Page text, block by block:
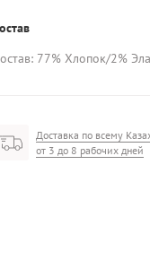
77% Хлопок/2%
Доставка по всему
от 3 до 8 рабочих дней